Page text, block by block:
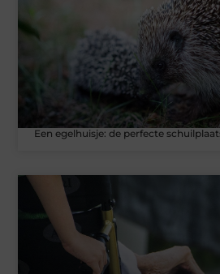
Een egelhuisje: de perfecte